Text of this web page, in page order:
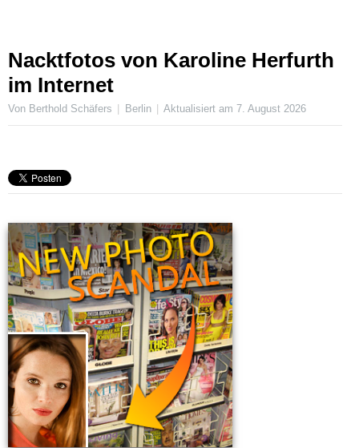
Nacktfotos von Karoline Herfurth
im Internet
Von Berthold Schäfers Berlin Aktualisiert am 7. August 2026